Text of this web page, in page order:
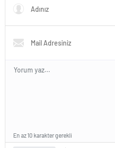
En az 10 karakter gerekli